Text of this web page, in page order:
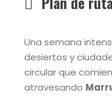
Una semana
desiertos y
circular que
atravesando